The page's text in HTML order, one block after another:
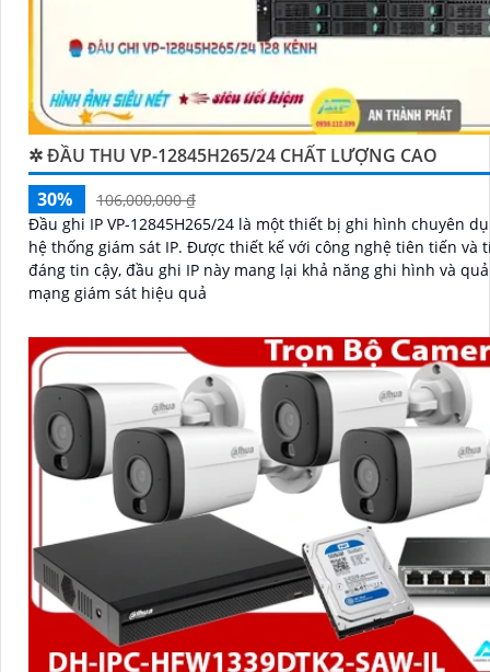
✲ ĐẦU THU VP-12845H265/24 CHẤT LƯỢNG CAO
30%
106,000,000 ₫
Đầu ghi IP VP-12845H265/24 là một thiết bị ghi hình chuyên
hệ thống giám sát IP. Được thiết kế với công nghệ tiên tiến và tính năng
đáng tin cậy, đầu ghi IP này mang lại khả năng ghi hình và
mạng giám sát hiệu quả